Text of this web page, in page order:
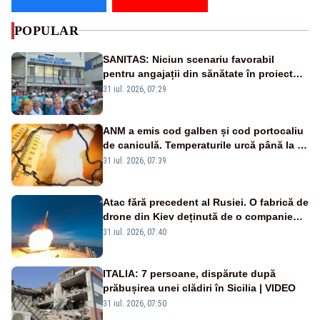
POPULAR
SANITAS: Niciun scenariu favorabil
pentru angajații din sănătate în proiectul
Legii salarizării
31 iul. 2026, 07:29
ANM a emis cod galben și cod portocaliu
de caniculă. Temperaturile urcă până la 38
de grade, iar nopțile devin tropicale
31 iul. 2026, 07:39
Atac fără precedent al Rusiei. O fabrică de
drone din Kiev deținută de o companie
americană, distrusă de o rachetă
31 iul. 2026, 07:40
ITALIA: 7 persoane, dispărute după
prăbușirea unei clădiri în Sicilia | VIDEO
31 iul. 2026, 07:50